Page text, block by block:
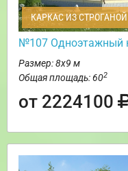
КАРКАС ИЗ
№107 Одноэтажный
Размер: 8х9 м
Общая площадь: 602
от 2224100